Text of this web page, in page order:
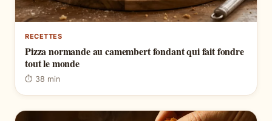
RECETTES
Pizza normande au camembert fondant qui fait fondre
tout le monde
⏱ 38 min